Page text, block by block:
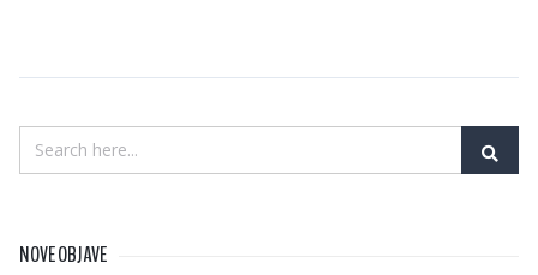
NOVE OBJAVE